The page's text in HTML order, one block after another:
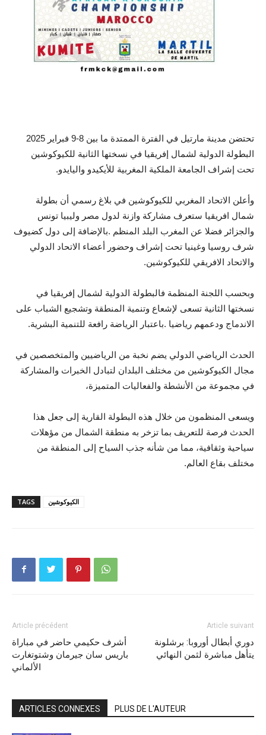
تحتضن مدينة مارتيل في الفترة الممتدة ما بين 8-9 فبراير 2025
البطولة الدولية لشمال إفريقيا في نسختها الثانية للكيوكوشين
تحت إشراف الجامعة الملكية المغربية للأيكيدو واليايدو.
وأعلن الاتحاد المغربي للكيوكوشين في بلاغ رسمي أن بطولة
شمال افريقيا ستعرف مشاركة وازنة لدول مصر وليبيا تونس
والجزائر فضلا عن المغرب البلد المنظم .بالإضافة إلى دول كضيوف
شرف روسيا وغينيا تحت إشراف وحضور أعضاء الاتحاد الدولي
والاتحاد الافريقي للكيوكوشين.
وبحسب اللجنة المنظمة فالبطولة الدولية لشمال إفريقيا في
نسختها الثانية تسعى لإشعاع وتنمية المنطقة وتشجيع الشباب على
الاندماج ودعمهم رياضيا .باعتبار الرياضة رافعة للتنمية البشرية.
الحدث الرياضي الدولي يضم نخبة من الرياضيين والمتخصصين في
مجال الكيوكوشين من مختلف البلدان لتبادل الخبرات والمشاركة
في مجموعة من الأنشطة والفعاليات المتميزة،
ويسعى المنظمون من خلال هذه البطولة القارية إلى جعل هذا
الحدث فرصة للتعريف بما تزخر به منطقة الشمال من مؤهلات
سياحية وثقافية، مما من شأنه جذب السياح إلى المنطقة من
مختلف بقاع العالم.
TAGS الكيوكوشين
Article précédent
أشرف حكيمي حاضر في مباراة
باريس سان جيرمان وشتوتغارت
الألماني
Article suivant
دوري أبطال أوروبا: برشلونة
يتأهل مباشرة لثمن النهائي
ARTICLES CONNEXES PLUS DE L'AUTEUR